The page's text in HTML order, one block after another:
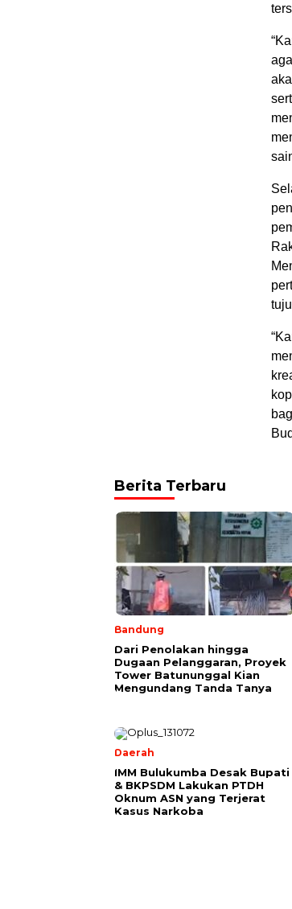
Berita Terbaru
Bandung
Dari Penolakan hingga
Dugaan Pelanggaran, Proyek
Tower Batununggal Kian
Mengundang Tanda Tanya
Daerah
IMM Bulukumba Desak Bupati
& BKPSDM Lakukan PTDH
Oknum ASN yang Terjerat
Kasus Narkoba